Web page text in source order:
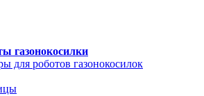
газонокосилки
для роботов газонокосилок